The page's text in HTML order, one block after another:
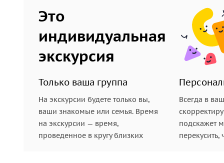
Это
индивидуальная
экскурсия
Только ваша группа
На экскурсии будете только вы,
ваши знакомые или семья. Время
на экскурсии — время,
проведенное в кругу близких
Всегда в
подскажет
перекусить,